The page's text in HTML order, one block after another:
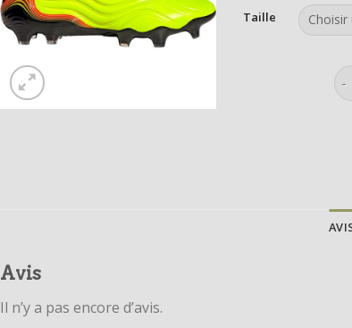
Taille
Avis
Il n’y a pas encore d’avis.